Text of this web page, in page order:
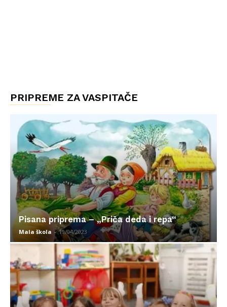
PRIPREME ZA VASPITAČE
Pisana priprema – „Priča deda i repa“
Mala škola - 19/04/2023